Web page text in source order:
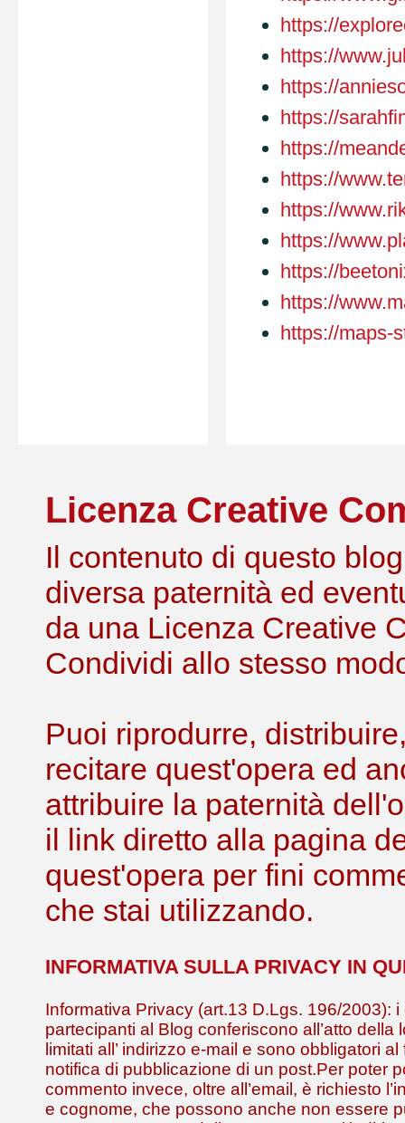
https://
https://
https://
https://
https://
https://
https://
https://
https://
https://
https://maps-
Licenza Creative
Il contenuto di questo
diversa paternità ed
da una Licenza Creative
Condividi allo stesso
Puoi riprodurre,
recitare quest'opera ed
attribuire la paternità
il link diretto alla pagina
quest'opera per fini
che stai utilizzando.
INFORMATIVA SULLA PRIVACY IN
Informativa Privacy (art.13 D.Lgs. 196/2003): i
partecipanti al Blog conferiscono all’atto della
limitati all’ indirizzo e-mail e sono obbligatori
notifica di pubblicazione di un post.Per poter
commento invece, oltre all’email, è richiesto
e cognome, che possono anche non essere